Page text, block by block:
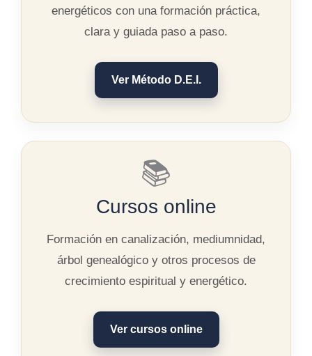
energéticos con una formación práctica,
clara y guiada paso a paso.
Ver Método D.E.I.
📚
Cursos online
Formación en canalización, mediumnidad,
árbol genealógico y otros procesos de
crecimiento espiritual y energético.
Ver cursos online